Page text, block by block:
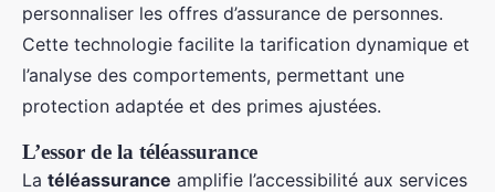
personnaliser les offres d’assurance de personnes.
Cette technologie facilite la tarification dynamique et
l’analyse des comportements, permettant une
protection adaptée et des primes ajustées.
L’essor de la téléassurance
La téléassurance amplifie l’accessibilité aux services